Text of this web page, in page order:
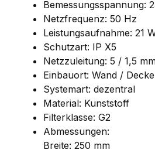
Bemessungsspannung:
Netzfrequenz: 50 Hz
Leistungsaufnahme: 21
Schutzart: IP X5
Netzzuleitung: 5 / 1,5
Einbauort: Wand / Decke
Systemart: dezentral
Material: Kunststoff
Filterklasse: G2
Abmessungen:
Breite: 250 mm